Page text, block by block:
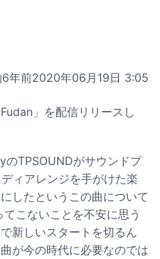
年前2020年06月19日 3:05
」を配信リリースし
のTPSOUNDがサウンドプ
ィアレンジを手がけた楽
したというこの曲について
こないことを不安に思う
新しいスタートを切るん
が今の時代に必要なのでは